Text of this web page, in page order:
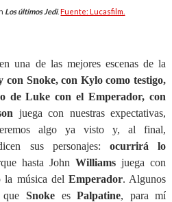
Los últimos Jedi.Fuente: Lucasfilm.
una de las mejores escenas de la
con Snoke, con Kylo como testigo,
de Luke con el Emperador, con
juega con nuestras expectativas,
algo ya visto y, al final,
sus personajes: ocurrirá lo
hasta JohnWilliamsjuega con
la música del Emperador. Algunos
Snoke esPalpatine, para mí